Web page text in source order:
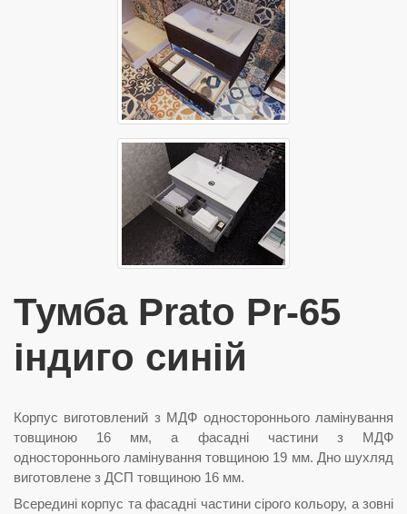
Тумба Prato Pr-65
індиго синій
Корпус виготовлений з МДФ одностороннього ламінування
товщиною 16 мм, а фасадні частини з МДФ
одностороннього ламінування товщиною 19 мм. Дно шухляд
виготовлене з ДСП товщиною 16 мм.
Всередині корпус та фасадні частини сірого кольору, а зовні